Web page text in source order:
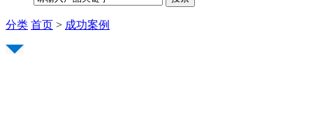
分类 首页 > 成功案例